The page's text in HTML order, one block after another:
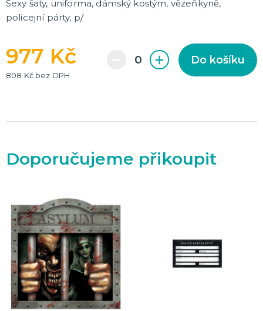
Sexy šaty, uniforma, dámský kostým, vězeňkyně,
policejní párty, p/
977 Kč
808 Kč bez DPH
Do košíku
Doporučujeme přikoupit